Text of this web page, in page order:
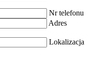
Nr telefonu
Adres
Lokalizacja